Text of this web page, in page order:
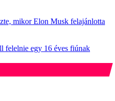
mikor Elon Musk felajánlotta
felelnie egy 16 éves fiúnak